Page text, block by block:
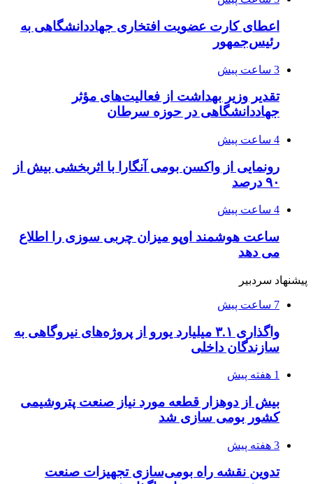
اعطای کارت عضویت افتخاری جهاددانشگاهی به
رئیس‌جمهور
3 ساعت پیش
تقدیر وزیر بهداشت از فعالیت‌های مؤثر
جهاددانشگاهی در حوزه سرطان
4 ساعت پیش
رونمایی از واکسن بومی آنگارا با اثربخشی بیش از
۹۰ درصد
4 ساعت پیش
ساعت هوشمند اوپو میزان چربی سوزی را اطلاع
می دهد
پیشنهاد سردبیر
7 ساعت پیش
واگذاری ۳.۱ میلیارد یورو از پروژه‌های نیروگاهی به
سازندگان داخلی
1 هفته پیش
بیش از دوهزار قطعه مورد نیاز صنعت پتروشیمی
کشور بومی سازی شد
3 هفته پیش
تدوین نقشه راه بومی‌سازی تجهیزات صنعت